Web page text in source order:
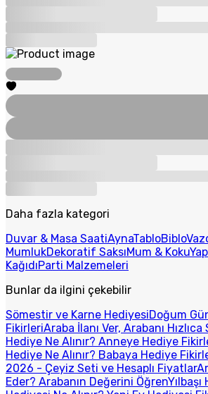
Daha fazla kategori
Duvar & Masa SaatiAynaTabloBiblo
MumlukDekoratif SaksıMum & Koku
KağıdıParti Malzemeleri
Bunlar da ilgini çekebilir
Sömestir ve Karne HediyesiDoğum
FikirleriAraba İlanı Ver, Arabanı Hızlıca
Hediye Ne Alınır? Anneye Hediye
Hediye Ne Alınır? Babaya Hediye
2026 - Çeyiz Seti ve Hesaplı Fiyatlar
Eder? Arabanın Değerini Öğren